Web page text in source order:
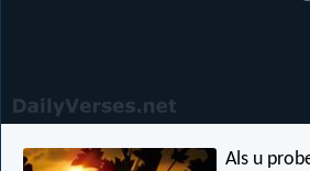
Als u